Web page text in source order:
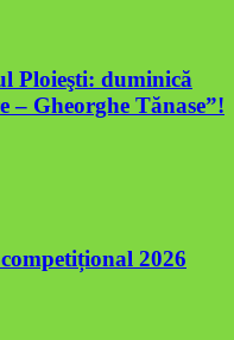
Ploieşti: duminică
– Gheorghe Tănase”!
2026